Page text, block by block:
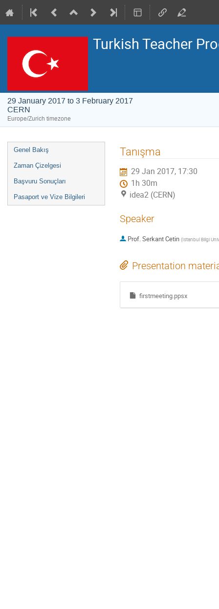
Turkish Teacher
29 January 2017 to 3 February 2017
CERN
Europe/Zurich timezone
Event
menu
Genel Bakış
Zaman Çizelgesi
Başvuru Sonuçları
Pasaport ve Vize Bilgileri
Tanışma
29 Jan 2017, 17:30
1h 30m
idea2 (CERN)
Speaker
Prof.Serkant Cetin (Istanbul Bilgi
Presentation
firstmeeting.ppsx